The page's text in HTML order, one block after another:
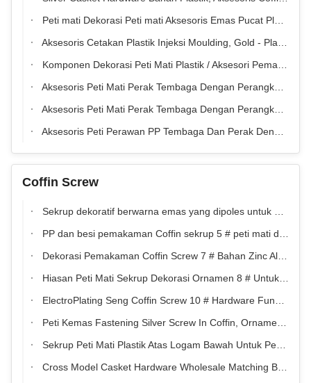
Peti mati Dekorasi Peti mati Aksesoris Emas Pucat Plastik PP Bahan Recycle
Aksesoris Cetakan Plastik Injeksi Moulding, Gold - Plating Aksesoris Pemakaman Dengan Bar Baja
Komponen Dekorasi Peti Mati Plastik / Aksesori Pemakaman Klasik
Aksesoris Peti Mati Perak Tembaga Dengan Perangkat Keras Peti Mati Tangan
Aksesoris Peti Mati Perak Tembaga Dengan Perangkat Keras Peti Mati Tangan
Aksesoris Peti Perawan PP Tembaga Dan Perak Dengan Tangan Berdoa
Coffin Screw
Sekrup dekoratif berwarna emas yang dipoles untuk pemasangan dekoratif peti mati
PP dan besi pemakaman Coffin sekrup 5 # peti mati dekorasi emas salib berbentuk
Dekorasi Pemakaman Coffin Screw 7 # Bahan Zinc Alloy Gold European Style
Hiasan Peti Mati Sekrup Dekorasi Ornamen 8 # Untuk Produk Pemakaman
ElectroPlating Seng Coffin Screw 10 # Hardware Funeral Cross Shaped Decoration
Peti Kemas Fastening Silver Screw In Coffin, Ornamen Coffin yang Disesuaikan
Sekrup Peti Mati Plastik Atas Logam Bawah Untuk Pengikat Peti Mati
Cross Model Casket Hardware Wholesale Matching Bracket, Screw Coffin Fittings Suppliers